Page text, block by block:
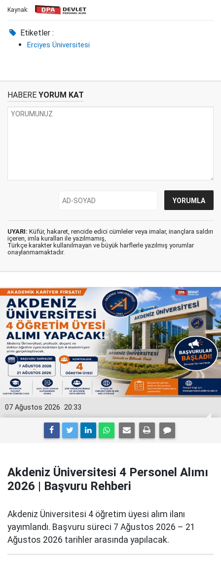
Kaynak:
Etiketler :
Erciyes Üniversitesi
HABERE YORUM KAT
UYARI: Küfür, hakaret, rencide edici cümleler veya imalar, inançlara saldırı
içeren, imla kuralları ile yazılmamış,
Türkçe karakter kullanılmayan ve büyük harflerle yazılmış yorumlar
onaylanmamaktadır.
20:33
07 Ağustos 2026
Akdeniz Üniversitesi 4 Personel Alımı
2026 | Başvuru Rehberi
Akdeniz Üniversitesi 4 öğretim üyesi alım ilanı
yayımlandı. Başvuru süreci 7 Ağustos 2026 – 21
Ağustos 2026 tarihler arasında yapılacak.